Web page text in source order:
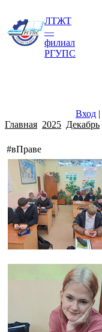
ЛТЖТ
—
филиал
РГУПС
Вход |
Главная 2025 Декабрь
#вПраве